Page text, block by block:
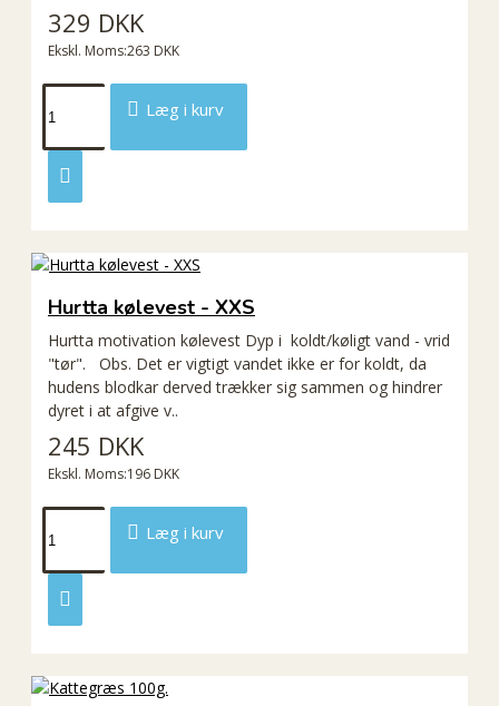
329 DKK
Ekskl. Moms:263 DKK
Læg i kurv
Hurtta kølevest - XXS
Hurtta motivation kølevest Dyp i koldt/køligt vand - vrid
"tør". Obs. Det er vigtigt vandet ikke er for koldt, da
hudens blodkar derved trækker sig sammen og hindrer
dyret i at afgive v..
245 DKK
Ekskl. Moms:196 DKK
Læg i kurv